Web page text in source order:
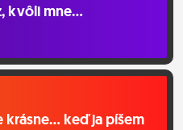
kvôli mne...
krásne... keď ja píšem